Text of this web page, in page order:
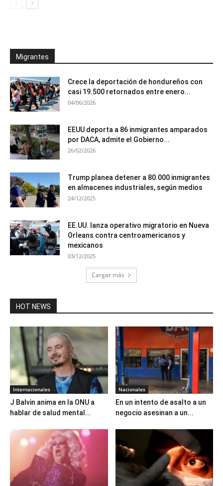
Migrantes
Crece la deportación de hondureños con
casi 19.500 retornados entre enero...
04/06/2026
EEUU deporta a 86 inmigrantes amparados
por DACA, admite el Gobierno...
26/02/2026
Trump planea detener a 80.000 inmigrantes
en almacenes industriales, según medios
24/12/2025
EE.UU. lanza operativo migratorio en Nueva
Orleans contra centroamericanos y
mexicanos
03/12/2025
Cargar más
HOT NEWS
Internacionales
J Balvin anima en la ONU a
hablar de salud mental...
Nacionales
En un intento de asalto a un
negocio asesinan a un...